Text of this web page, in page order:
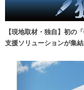
【現地取材・独自】初の
支援ソリューションが集結